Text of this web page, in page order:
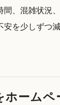
間、混雑状況
安を少しずつ
ホームペ